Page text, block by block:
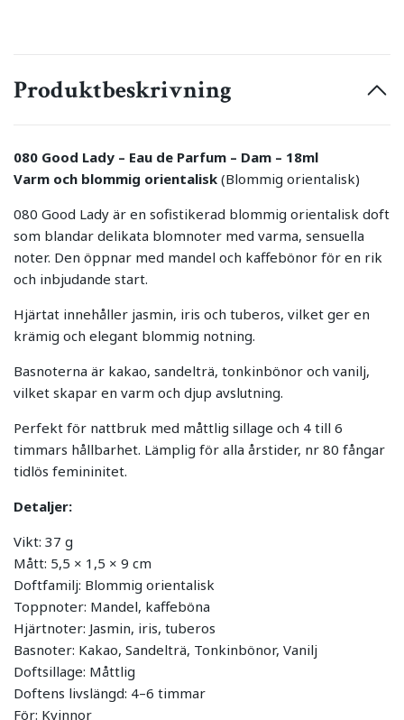
Produktbeskrivning
080 Good Lady – Eau de Parfum – Dam – 18ml
Varm och blommig orientalisk (Blommig orientalisk)
080 Good Lady är en sofistikerad blommig orientalisk doft
som blandar delikata blomnoter med varma, sensuella
noter. Den öppnar med mandel och kaffebönor för en rik
och inbjudande start.
Hjärtat innehåller jasmin, iris och tuberos, vilket ger en
krämig och elegant blommig notning.
Basnoterna är kakao, sandelträ, tonkinbönor och vanilj,
vilket skapar en varm och djup avslutning.
Perfekt för nattbruk med måttlig sillage och 4 till 6
timmars hållbarhet. Lämplig för alla årstider, nr 80 fångar
tidlös femininitet.
Detaljer:
Vikt: 37 g
Mått: 5,5 × 1,5 × 9 cm
Doftfamilj: Blommig orientalisk
Toppnoter: Mandel, kaffeböna
Hjärtnoter: Jasmin, iris, tuberos
Basnoter: Kakao, Sandelträ, Tonkinbönor, Vanilj
Doftsillage: Måttlig
Doftens livslängd: 4–6 timmar
För: Kvinnor